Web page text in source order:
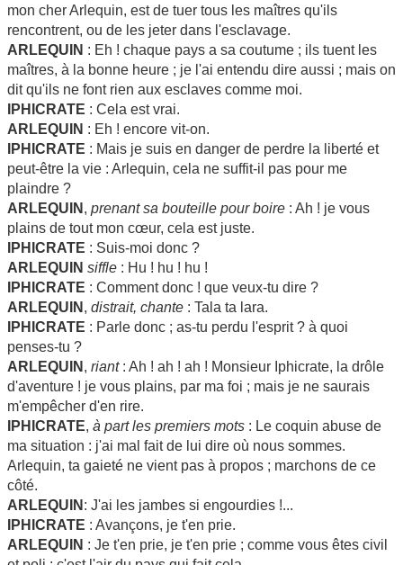
mon cher Arlequin, est de tuer tous les maîtres qu'ils
rencontrent, ou de les jeter dans l'esclavage.
ARLEQUIN : Eh ! chaque pays a sa coutume ; ils tuent les
maîtres, à la bonne heure ; je l'ai entendu dire aussi ; mais on
dit qu'ils ne font rien aux esclaves comme moi.
IPHICRATE : Cela est vrai.
ARLEQUIN : Eh ! encore vit-on.
IPHICRATE : Mais je suis en danger de perdre la liberté et
peut-être la vie : Arlequin, cela ne suffit-il pas pour me
plaindre ?
ARLEQUIN , prenant sa bouteille pour boire : Ah ! je vous
plains de tout mon cœur, cela est juste.
IPHICRATE : Suis-moi donc ?
ARLEQUIN siffle : Hu ! hu ! hu !
IPHICRATE : Comment donc ! que veux-tu dire ?
ARLEQUIN , distrait, chante : Tala ta lara.
IPHICRATE : Parle donc ; as-tu perdu l'esprit ? à quoi
penses-tu ?
ARLEQUIN , riant: Ah ! ah ! ah ! Monsieur Iphicrate, la drôle
d'aventure ! je vous plains, par ma foi ; mais je ne saurais
m'empêcher d'en rire.
IPHICRATE, à part les premiers mots : Le coquin abuse de
ma situation : j'ai mal fait de lui dire où nous sommes.
Arlequin, ta gaieté ne vient pas à propos ; marchons de ce
côté.
ARLEQUIN : J'ai les jambes si engourdies !...
IPHICRATE : Avançons, je t'en prie.
ARLEQUIN : Je t'en prie, je t'en prie ; comme vous êtes civil